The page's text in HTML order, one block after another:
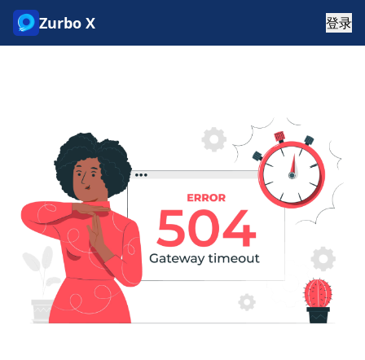
Zurbo X 登录